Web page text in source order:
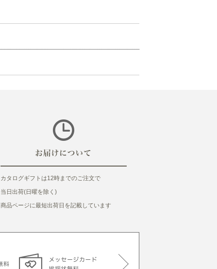
カタログギフトは12時までのご注文で
当日出荷(日曜を除く)
商品ページに最短出荷日を記載しています